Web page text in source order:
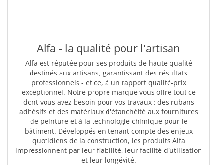
Alfa - la qualité pour l'artisan
Alfa est réputée pour ses produits de haute qualité
destinés aux artisans, garantissant des résultats
professionnels - et ce, à un rapport qualité-prix
exceptionnel. Notre propre marque vous offre tout ce
dont vous avez besoin pour vos travaux : des rubans
adhésifs et des matériaux d'étanchéité aux fournitures
de peinture et à la technologie chimique pour le
bâtiment. Développés en tenant compte des enjeux
quotidiens de la construction, les produits Alfa
impressionnent par leur fiabilité, leur facilité d'utilisation
et leur longévité.